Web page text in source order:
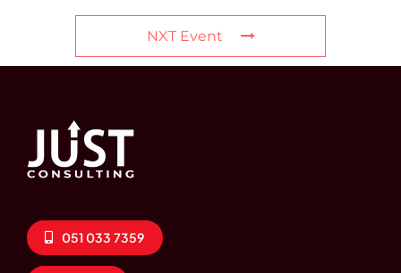
NXT Event
051 033 7359